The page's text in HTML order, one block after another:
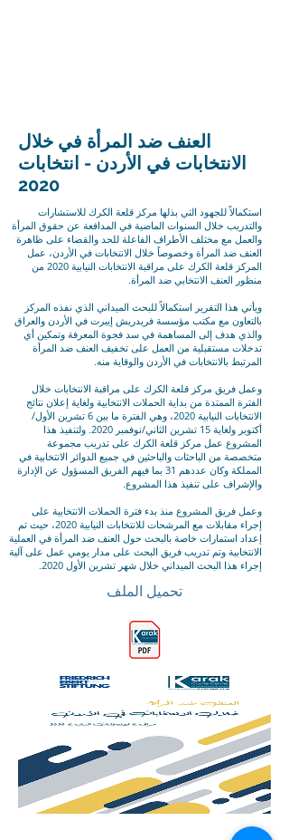
العنف ضد المرأة في خلال
الانتخابات في الأردن - انتخابات
2020
استكمالاً للجهود التي بذلها مركز قلعة الكرك للاستشارات
والتدريب خلال السنوات الماضية في المدافعة عن حقوق المرأة
والعمل مع مختلف الأطراف الفاعلة للحد والقضاء على ظاهرة
العنف ضد المرأة وخصوصاً خلال الانتخابات في الأردن، عمل
المركز قلعة الكرك على مراقبة الانتخابات النيابية 2020 من
منظور العنف الانتخابي ضد المرأة.
ويأتي هذا التقرير استكمالاً للبحث الميداني الذي نفذه المركز
بالتعاون مع مكتب مؤسسة فريدريش إيبرت في الأردن والعراق
والذي هدف إلى المساهمة في سد فجوة المعرفة وتمكين أي
تدخلات مستقبلية من العمل على تخفيف العنف ضد المرأة
المرتبط بالانتخابات في الأردن والوقاية منه.
وعمل فريق مركز قلعة الكرك على مراقبة الانتخابات خلال
الفترة الممتدة من بداية الحملات الانتخابية ولغاية إعلان نتائج
الانتخابات النيابية 2020، وهي الفترة ما بين 6 تشرين الأول/
أكتوبر ولغاية 15 تشرين الثاني/نوفمبر 2020. ولتنفيذ هذا
المشروع عمل مركز قلعة الكرك على تدريب مجموعة
متخصصة من الباحثات والباحثين في جميع الدوائر الانتخابية في
المملكة وكان عددهم 31 بما فيهم الفريق المسؤول عن الإدارة
والإشراف على تنفيذ هذا المشروع.
وعمل فريق المشروع منذ بدء فترة الحملات الانتخابية على
إجراء مقابلات مع المرشحات للانتخابات النيابية 2020، حيث تم
إعداد استمارات خاصة بالبحث حول العنف ضد المرأة في العملية
الانتخابية وتم تدريب فريق البحث على مدار يومي عمل على آلية
إجراء هذا البحث الميداني خلال شهر تشرين الأول 2020.
تحميل الملف